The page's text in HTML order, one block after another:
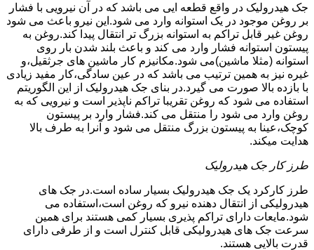
جک هیدرولیک در واقع قطعه ایی می باشد که در آن نیرویی با فشار
بر روغن موجود در یک استوانه وارد می شود.این نیرو باعث می شود
روغن غیر قابل تراکم به استوانه بزرگ تر انتقال پیدا کند.روغن به
پیستون استوانه فشار وارد می کند و باعث بلند شدن بار روی
استوانه (مثلا ماشین)می شود.مکانیزم کار ماشین های جرثقیل،و
غیره نیز به همین ترتیب می باشد که در عین سادگی،کار مفید زیادی
با بازده بالا صورت می گیرد.در بنای جک هیدرولیک از این الگوریتم
استفاده می شود که روغن تقریبا تراکم ناپذیر است و نیرویی که به
روغن وارد می شود را منتقل می کند.فشار وارد بر پیستون
کوچک،عینا به پیستون بزرگ منتقل می شود و آنرا به طرف بالا
هدایت میکند.
طرز کار جک هیدرولیک
طرز کارکرد یک جک هیدرولیک بسیار ساده است.در جک های
هیدرولیکی از انتقال دهنده نیرو که روغن است،استفاده می
شود.مایعات دارای تراکم پذیری بسیار کمی هستند برای همین
سرعت جک های هیدرولیکی قابل کنترل است و از طرفی دارای
قدرت بالایی هستند.